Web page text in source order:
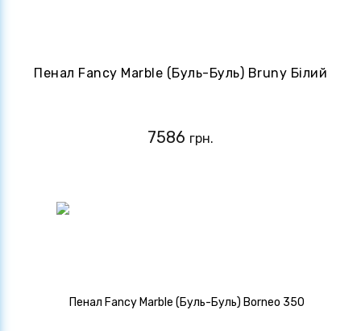
Пенал Fancy Marble (Буль-Буль) Bruny Білий
7586 грн.